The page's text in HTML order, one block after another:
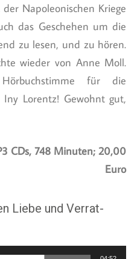
Napoleonischen Kriege
das Geschehen um die
zu lesen, und zu hören.
wieder von Anne Moll.
für die
Iny Lorentz! Gewohnt gut,
CDs, 748 Minuten; 20,00
Euro
Liebe und Verrat-